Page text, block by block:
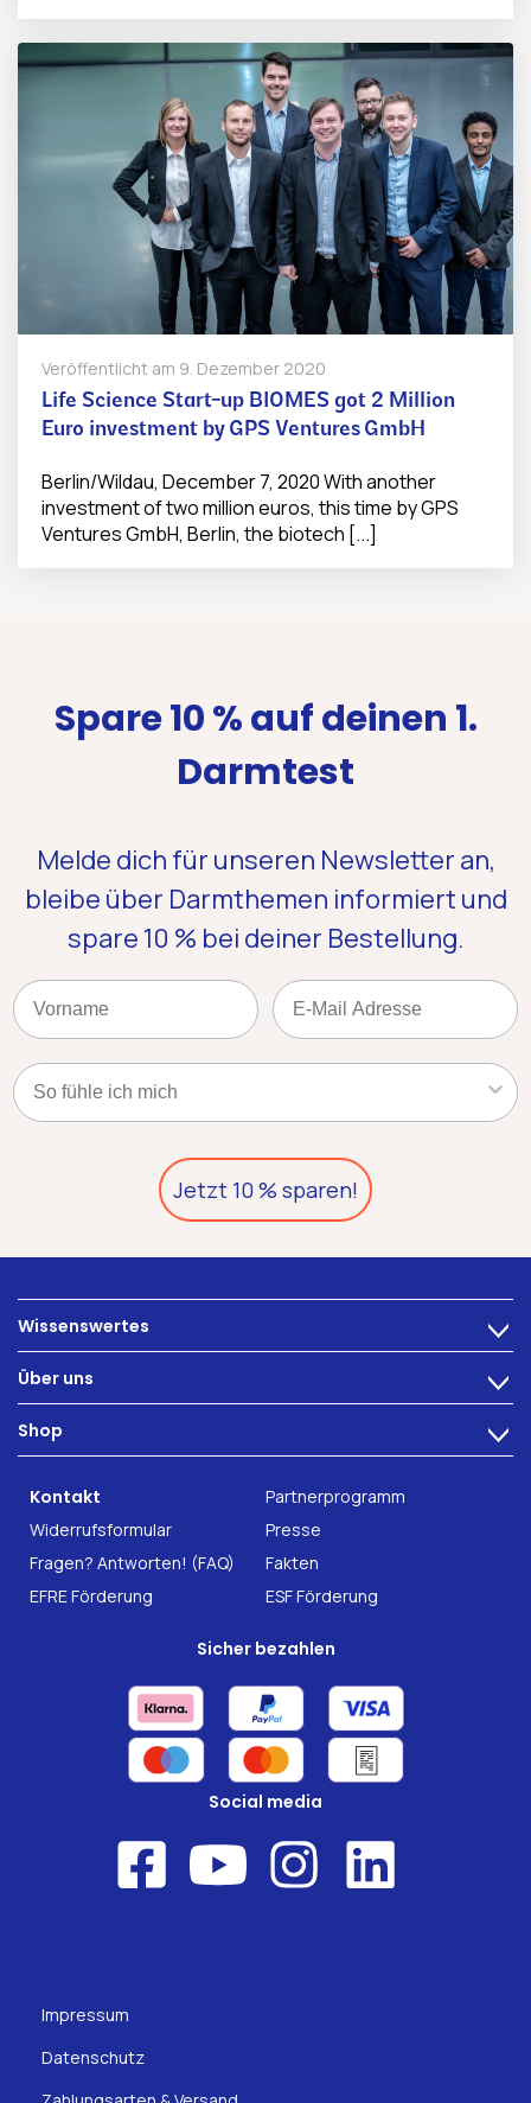
Veröffentlicht am 9. Dezember 2020
Life Science Start-up BIOMES got 2 Million
Euro investment by GPS Ventures GmbH
Berlin/Wildau, December 7, 2020 With another
investment of two million euros, this time by GPS
Ventures GmbH, Berlin, the biotech [...]
Spare 10 % auf deinen 1.
Darmtest
Melde dich für unseren Newsletter an,
bleibe über Darmthemen informiert und
spare 10 % bei deiner Bestellung.
Name Email
Kategorie
Jetzt 10 % sparen!
Wissenswertes >
Ernährung
Darmgesundheit
Über uns >
Technologie
Karriere
Forschung
Shop >
INTEST.pro
Nahrungsergänzung
Kontakt
Partnerprogramm
Widerrufsformular
Presse
Fragen? Antworten! (FAQ)
Fakten
EFRE Förderung
ESF Förderung
Sicher bezahlen
Social media
Impressum
Datenschutz